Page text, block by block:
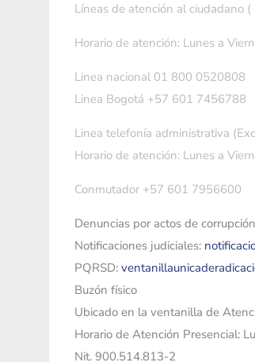
Líneas de atención al ciudadano
Horario de atención: Lunes a
Linea nacional 01 800 0520808
Linea Bogotá +57 601 7456788
Linea telefonía administrativa
Horario de atención: Lunes a
Conmutador +57 601 7956600
Denuncias por actos de
Notificaciones judiciales:
PQRSD:
Buzón físico
Ubicado en la ventanilla de
Horario de Atención Presencial:
Nit. 900.514.813-2